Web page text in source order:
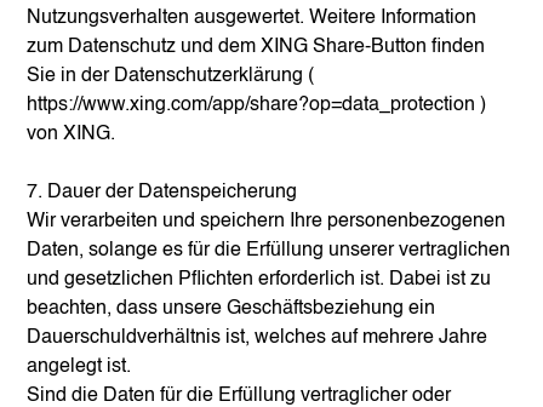
Nutzungsverhalten ausgewertet. Weitere Information
zum Datenschutz und dem XING Share-Button finden
Sie in der Datenschutzerklärung (
https://www.xing.com/app/share?op=data_protection )
von XING.
7. Dauer der Datenspeicherung
Wir verarbeiten und speichern Ihre personenbezogenen
Daten, solange es für die Erfüllung unserer vertraglichen
und gesetzlichen Pflichten erforderlich ist. Dabei ist zu
beachten, dass unsere Geschäftsbeziehung ein
Dauerschuldverhältnis ist, welches auf mehrere Jahre
angelegt ist.
Sind die Daten für die Erfüllung vertraglicher oder